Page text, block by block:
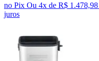
no Pix Ou 4x de R$
juros